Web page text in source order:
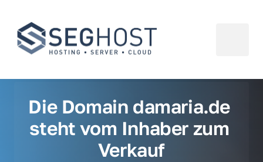
Die Domain damaria.de
steht vom Inhaber zum
Verkauf